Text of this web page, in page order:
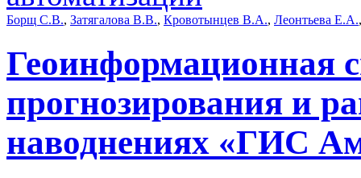
Борщ С.В., Затягалова В.В., Кровотынцев В.А., Леонтьева Е.А.
Геоинформационная
прогнозирования и
наводнениях «ГИС